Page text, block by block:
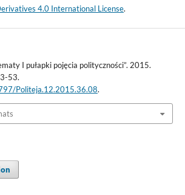
4.0 International License.
I pułapki pojęcia polityczności”. 2015.
53.
Politeja.12.2015.36.08.